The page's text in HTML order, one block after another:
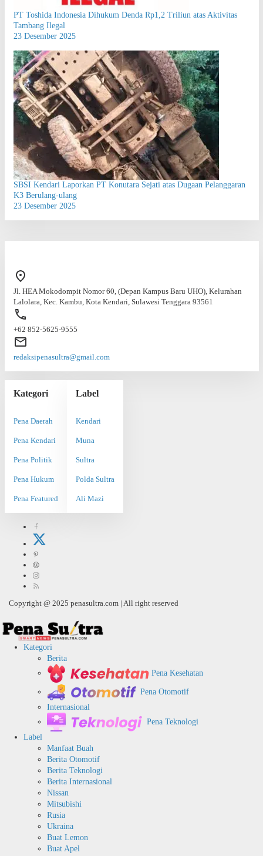
PT Toshida Indonesia Dihukum Denda Rp1,2 Triliun atas Aktivitas
Tambang Ilegal
23 Desember 2025
SBSI Kendari Laporkan PT Konutara Sejati atas Dugaan Pelanggaran
K3 Berulang-ulang
23 Desember 2025
Jl. HEA Mokodompit Nomor 60, (Depan Kampus Baru UHO), Kelurahan
Lalolara, Kec. Kambu, Kota Kendari, Sulawesi Tenggara 93561
+62 852-5625-9555
redaksipenasultra@gmail.com
Kategori
Pena Daerah
Pena Kendari
Pena Politik
Pena Hukum
Pena Featured
Label
Kendari
Muna
Sultra
Polda Sultra
Ali Mazi
Copyright @ 2025 penasultra.com | All right reserved
Kategori
Berita
Pena Kesehatan
Pena Otomotif
Internasional
Pena Teknologi
Label
Manfaat Buah
Berita Otomotif
Berita Teknologi
Berita Internasional
Nissan
Mitsubishi
Rusia
Ukraina
Buat Lemon
Buat Apel